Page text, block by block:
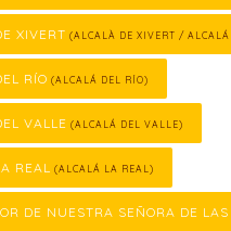
XIVERT (ALCALÀ DE XIVERT /
RÍO (ALCALÁ DEL RÍO)
VALLE (ALCALÁ DEL VALLE)
REAL (ALCALÁ LA REAL)
DE NUESTRA SEÑORA DE LAS